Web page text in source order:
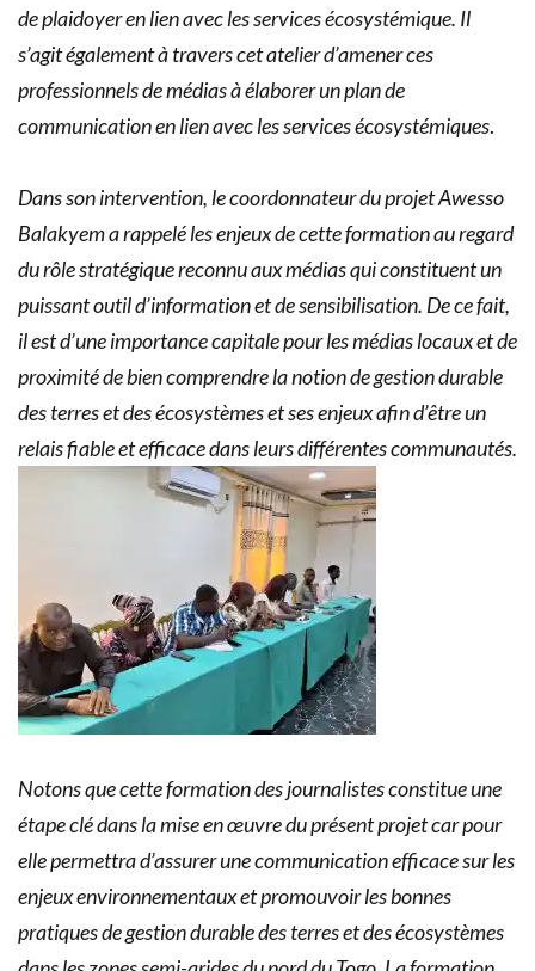
de plaidoyer en lien avec les services écosystémique. Il
s’agit également à travers cet atelier d’amener ces
professionnels de médias à élaborer un plan de
communication en lien avec les services écosystémiques.
Dans son intervention, le coordonnateur du projet Awesso
Balakyem a rappelé les enjeux de cette formation au regard
du rôle stratégique reconnu aux médias qui constituent un
puissant outil d’information et de sensibilisation. De ce fait,
il est d’une importance capitale pour les médias locaux et de
proximité de bien comprendre la notion de gestion durable
des terres et des écosystèmes et ses enjeux afin d’être un
relais fiable et efficace dans leurs différentes communautés.
Notons que cette formation des journalistes constitue une
étape clé dans la mise en œuvre du présent projet car pour
elle permettra d’assurer une communication efficace sur les
enjeux environnementaux et promouvoir les bonnes
pratiques de gestion durable des terres et des écosystèmes